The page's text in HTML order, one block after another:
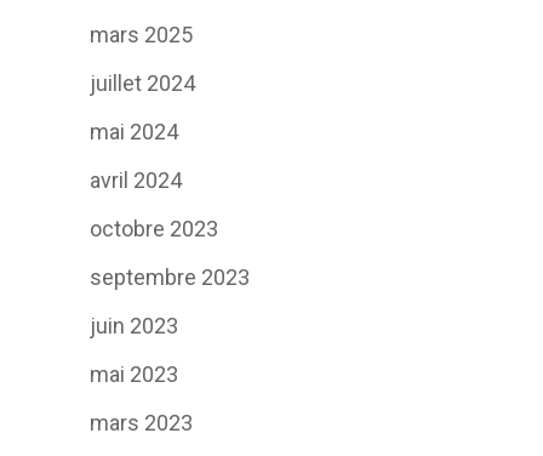
mars 2025
juillet 2024
mai 2024
avril 2024
octobre 2023
septembre 2023
juin 2023
mai 2023
mars 2023